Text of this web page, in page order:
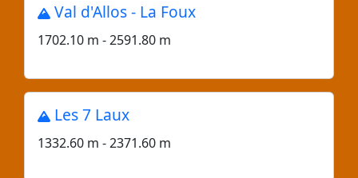
Val d'Allos - La Foux
1702.10 m - 2591.80 m
Les 7 Laux
1332.60 m - 2371.60 m